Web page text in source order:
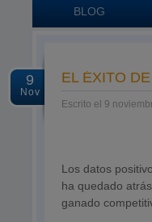
BLOG
9
Nov
EL ÉXITO
Escrito el 9
Los datos
ha quedado
ganado